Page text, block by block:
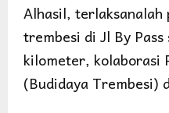
Alhasil, terlaksanalah
trembesi di Jl By
kilometer, kolaborasi
(Budidaya Trembesi)